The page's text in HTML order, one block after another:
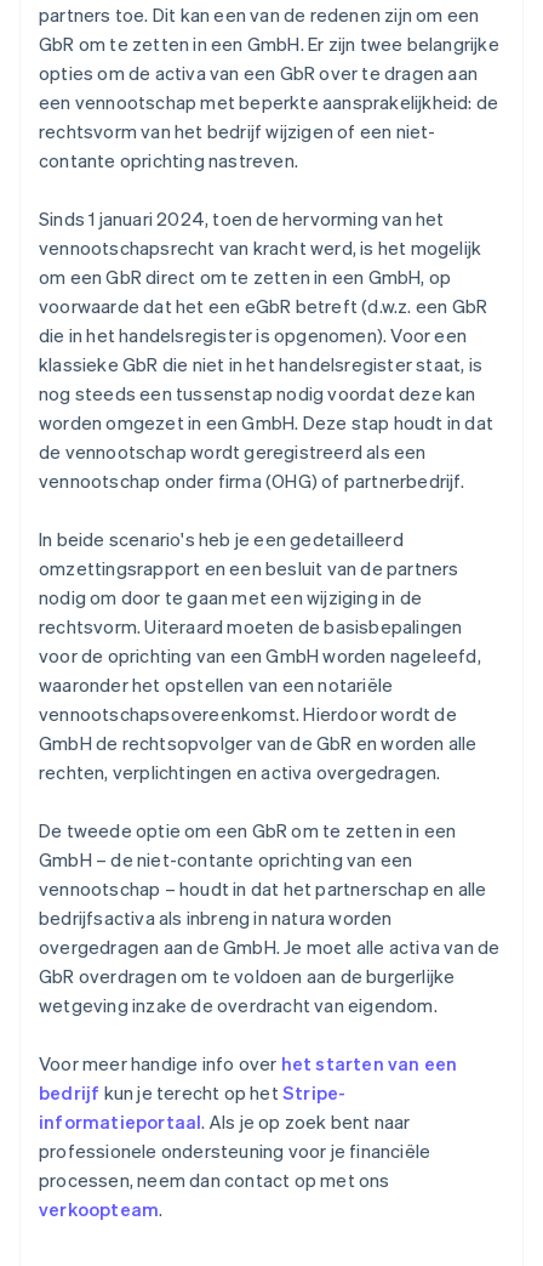
partners toe. Dit kan een van de redenen zijn om een
GbR om te zetten in een GmbH. Er zijn twee belangrijke
opties om de activa van een GbR over te dragen aan
een vennootschap met beperkte aansprakelijkheid: de
rechtsvorm van het bedrijf wijzigen of een niet-
contante oprichting nastreven.
Sinds 1 januari 2024, toen de hervorming van het
vennootschapsrecht van kracht werd, is het mogelijk
om een GbR direct om te zetten in een GmbH, op
voorwaarde dat het een eGbR betreft (d.w.z. een GbR
die in het handelsregister is opgenomen). Voor een
klassieke GbR die niet in het handelsregister staat, is
nog steeds een tussenstap nodig voordat deze kan
worden omgezet in een GmbH. Deze stap houdt in dat
de vennootschap wordt geregistreerd als een
vennootschap onder firma (OHG) of partnerbedrijf.
In beide scenario's heb je een gedetailleerd
omzettingsrapport en een besluit van de partners
nodig om door te gaan met een wijziging in de
rechtsvorm. Uiteraard moeten de basisbepalingen
voor de oprichting van een GmbH worden nageleefd,
waaronder het opstellen van een notariële
vennootschapsovereenkomst. Hierdoor wordt de
GmbH de rechtsopvolger van de GbR en worden alle
rechten, verplichtingen en activa overgedragen.
De tweede optie om een GbR om te zetten in een
GmbH – de niet-contante oprichting van een
vennootschap – houdt in dat het partnerschap en alle
bedrijfsactiva als inbreng in natura worden
overgedragen aan de GmbH. Je moet alle activa van de
GbR overdragen om te voldoen aan de burgerlijke
wetgeving inzake de overdracht van eigendom.
Voor meer handige info over het starten van een
bedrijf kun je terecht op hetStripe-
informatieportaal. Als je op zoek bent naar
professionele ondersteuning voor je financiële
processen, neem dan contact op met ons
verkoopteam.
Australië